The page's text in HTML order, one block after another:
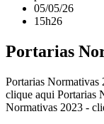
05/05/26
15h26
Portarias
Portarias Normativas
clique aqui Portarias
Normativas 2023 -